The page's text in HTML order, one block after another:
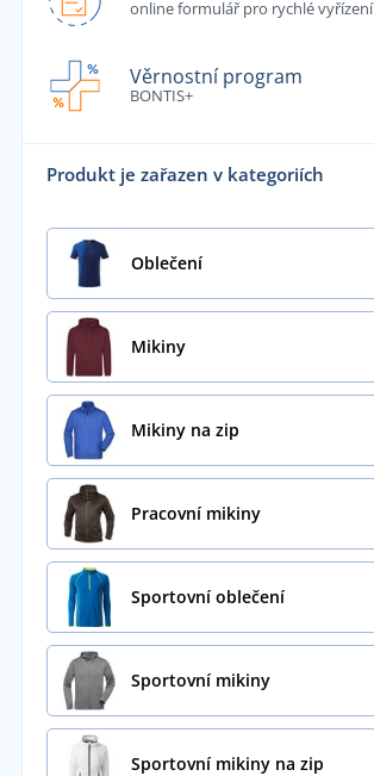
online formulář pro rychlé vyřízení
Věrnostní program
BONTIS+
Produkt je zařazen v kategoriích
Oblečení
Mikiny
Mikiny na zip
Pracovní mikiny
Sportovní oblečení
Sportovní mikiny
Sportovní mikiny na zip